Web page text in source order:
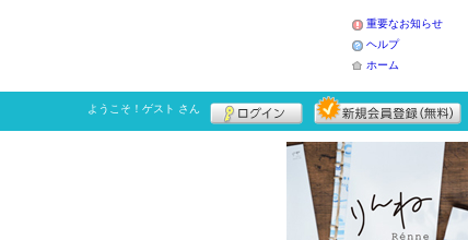
重要なお知らせ
ヘルプ
ホーム
ようこそ！ ゲスト さん